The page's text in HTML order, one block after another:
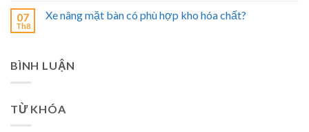
07
Th8
Xe nâng mặt bàn có phù hợp kho hóa chất?
BÌNH LUẬN
TỪ KHÓA